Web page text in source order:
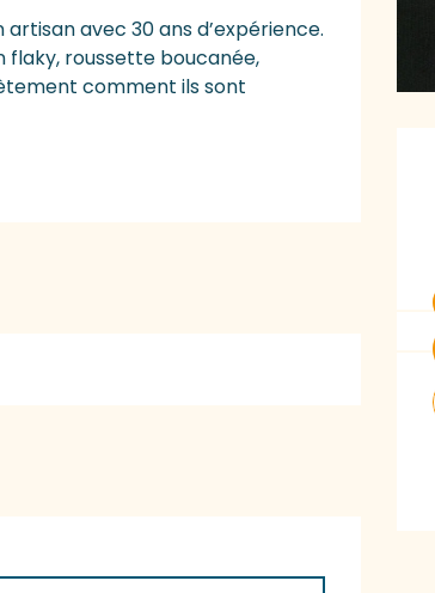
avec 30 ans d’expérience.
flaky, roussette boucanée,
comment ils sont